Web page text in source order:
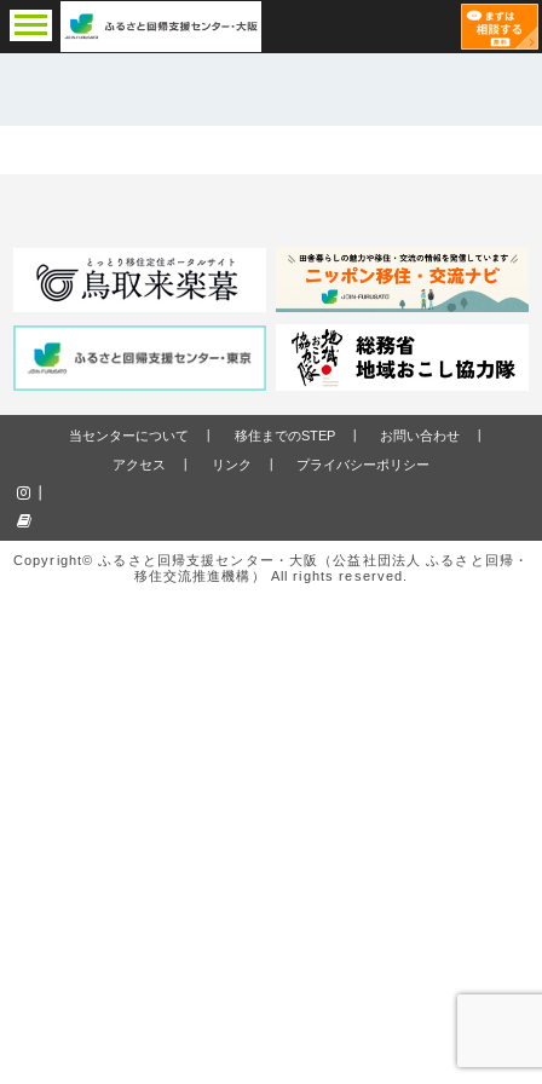
当センターについて 移住までのSTEP
お問い合わせ
アクセス
リンク プライバシーポリシー
Copyright© ふるさと回帰支援センター・大阪（公益社団法人 ふるさと回帰・
移住交流推進機構） All rights reserved.